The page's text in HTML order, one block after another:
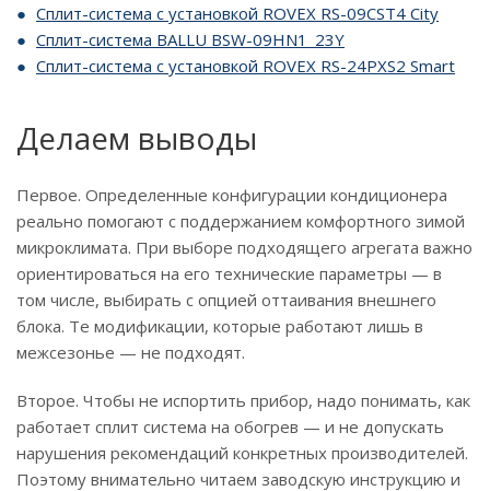
Сплит-система с установкой ROVEX RS-09CST4 City
Сплит-система BALLU BSW-09HN1_23Y
Сплит-система с установкой ROVEX RS-24PXS2 Smart
Делаем выводы
Первое. Определенные конфигурации кондиционера
реально помогают с поддержанием комфортного зимой
микроклимата. При выборе подходящего агрегата важно
ориентироваться на его технические параметры — в
том числе, выбирать с опцией оттаивания внешнего
блока. Те модификации, которые работают лишь в
межсезонье — не подходят.
Второе. Чтобы не испортить прибор, надо понимать, как
работает сплит система на обогрев — и не допускать
нарушения рекомендаций конкретных производителей.
Поэтому внимательно читаем заводскую инструкцию и